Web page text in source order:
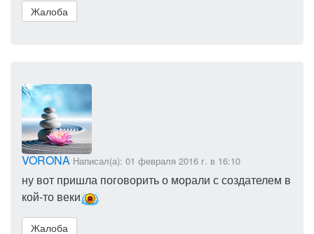
Жалоба
VORONA Написал(а): 01 февраля 2016 г. в 16:10
ну вот пришла поговорить о морали с создателем в
кой-то веки
Жалоба